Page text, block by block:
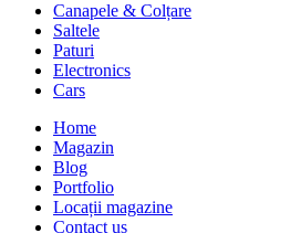
Canapele & Colțare
Saltele
Paturi
Electronics
Cars
Home
Magazin
Blog
Portfolio
Locații magazine
Contact us